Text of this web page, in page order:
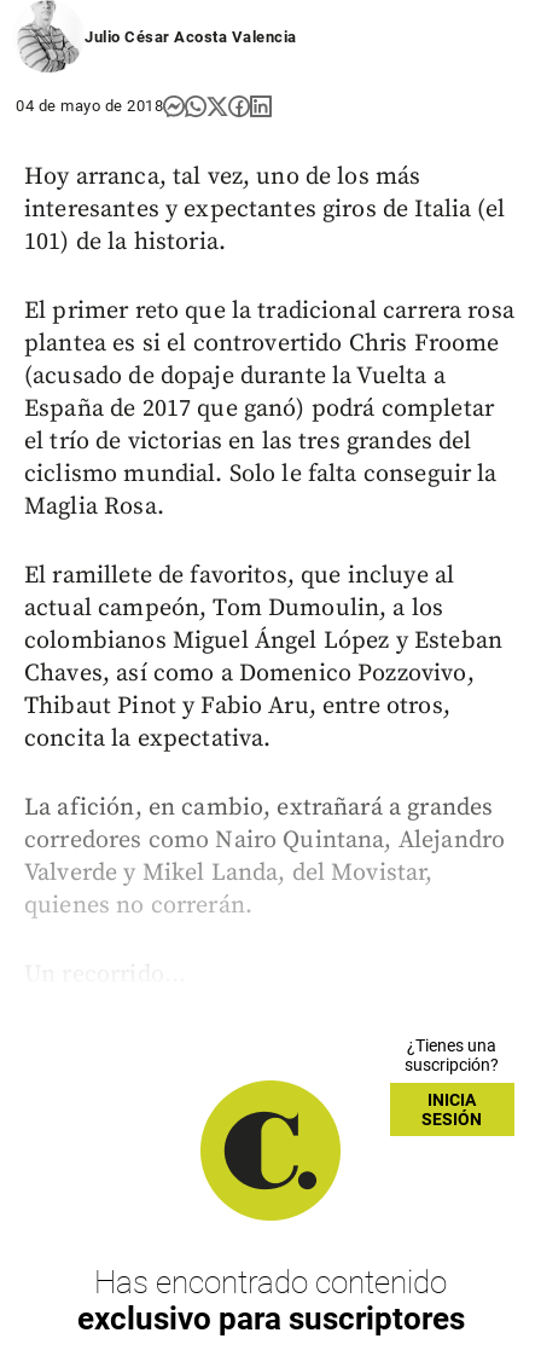
Julio César Acosta Valencia
04 de mayo de 2018
Hoy arranca, tal vez, uno de los más
interesantes y expectantes giros de Italia (el
101) de la historia.
El primer reto que la tradicional carrera rosa
plantea es si el controvertido Chris Froome
(acusado de dopaje durante la Vuelta a
España de 2017 que ganó) podrá completar
el trío de victorias en las tres grandes del
ciclismo mundial. Solo le falta conseguir la
Maglia Rosa.
El ramillete de favoritos, que incluye al
actual campeón, Tom Dumoulin, a los
colombianos Miguel Ángel López y Esteban
Chaves, así como a Domenico Pozzovivo,
Thibaut Pinot y Fabio Aru, entre otros,
concita la expectativa.
La afición, en cambio, extrañará a grandes
corredores como Nairo Quintana, Alejandro
Valverde y Mikel Landa, del Movistar,
quienes no correrán.
Un recorrido...
¿Tienes una
suscripción?
INICIA
SESIÓN
Has encontrado contenido
exclusivo para suscriptores